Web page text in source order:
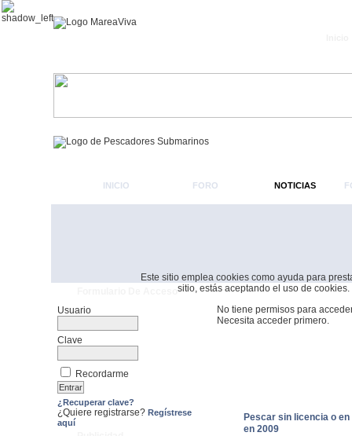
Este sitio emplea cookies como ayuda para
sitio, estás aceptando el uso de cookies.
INICIO FORO NOTICIAS
Usuario
Clave
Recordarme
¿Recuperar clave?
¿Quiere registrarse? Regístrese
aquí
No tiene permisos para
Necesita acceder primero.
Pescar sin licencia o
en 2009